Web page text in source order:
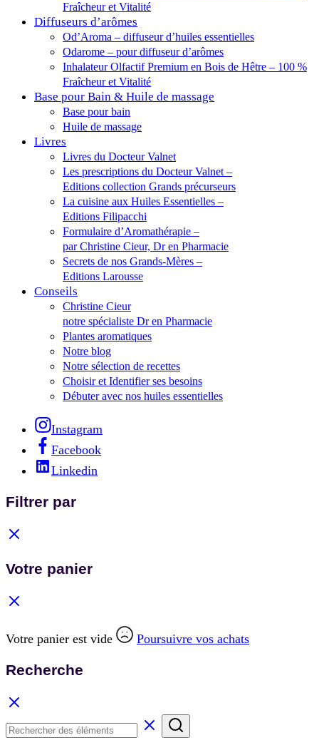
Fraîcheur et Vitalité
Diffuseurs d’arômes
Od’Aroma – diffuseur d’huiles essentielles
Odarome – pour diffuseur d’arômes
Inhalateur Olfactif Premium en Bois de Hêtre – 100 %
Fraîcheur et Vitalité
Base pour Bain & Huile de massage
Base pour bain
Huile de massage
Livres
Livres du Docteur Valnet
Les prescriptions du Docteur Valnet –
Editions collection Grands précurseurs
La cuisine aux Huiles Essentielles –
Editions Filipacchi
Formulaire d’Aromathérapie –
par Christine Cieur, Dr en Pharmacie
Secrets de nos Grands-Mères –
Editions Larousse
Conseils
Christine Cieur
notre spécialiste Dr en Pharmacie
Plantes aromatiques
Notre blog
Notre sélection de recettes
Choisir et Identifier ses besoins
Débuter avec nos huiles essentielles
Instagram
Facebook
Linkedin
Filtrer par
Votre panier
Votre panier est vide Poursuivre vos achats
Recherche